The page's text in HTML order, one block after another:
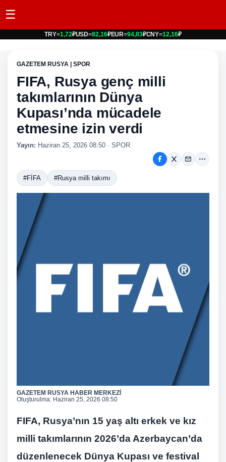
☰
TRY=1,72₽USD=82,16₽EUR=94,83₽CNY=12,16₽
GAZETEM RUSYA | SPOR
FIFA, Rusya genç milli
takımlarının Dünya
Kupası’nda mücadele
etmesine izin verdi
Yayın: Haziran 25, 2026 08:50 · SPOR
#FİFA #Rusya milli takımı
GAZETEM RUSYA HABER MERKEZİ
Oluşturulma: Haziran 25, 2026 08:50
FIFA, Rusya’nın 15 yaş altı erkek ve kız
milli takımlarının 2026’da Azerbaycan’da
düzenlenecek Dünya Kupası ve festival